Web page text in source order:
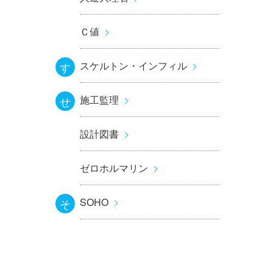
Ｃ値
す スケルトン・インフィル
せ 施工監理
設計図書
ゼロホルマリン
そ SOHO